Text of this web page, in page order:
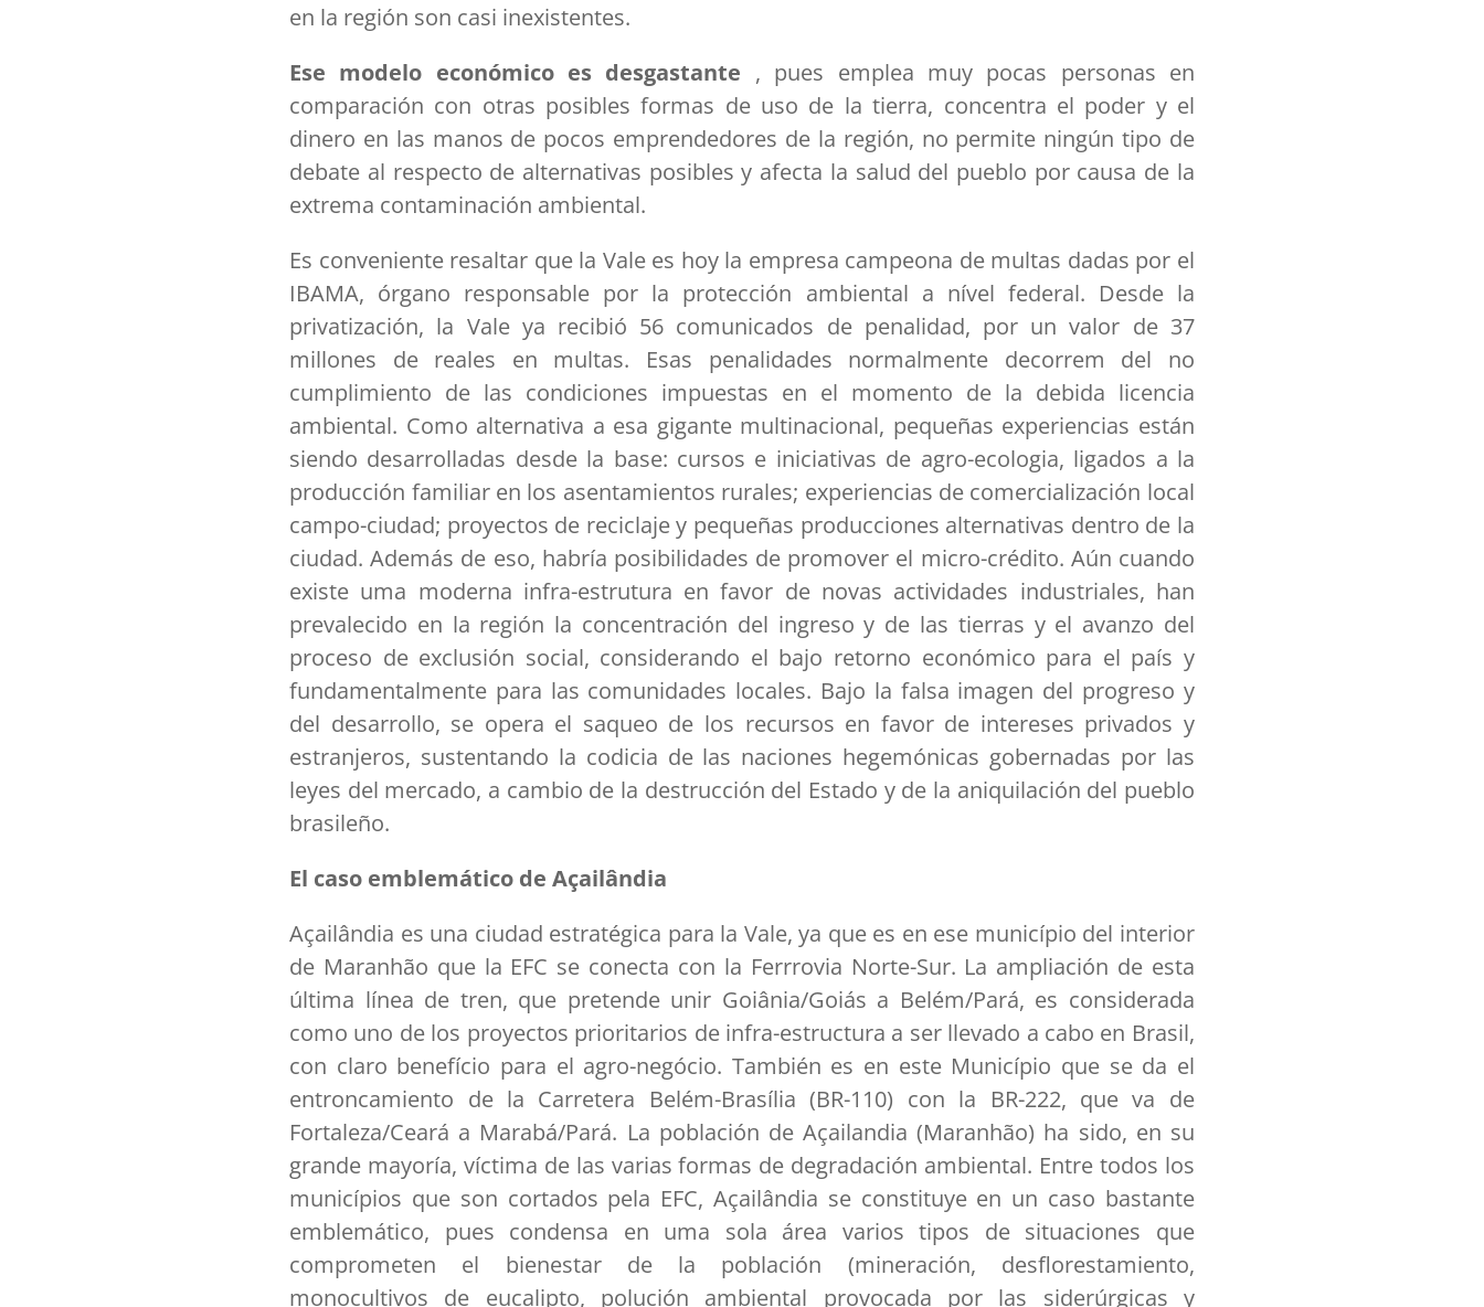
en la región son casi inexistentes.
Ese modelo económico es desgastante , pues emplea muy pocas personas en
comparación con otras posibles formas de uso de la tierra, concentra el poder y el
dinero en las manos de pocos emprendedores de la región, no permite ningún tipo de
debate al respecto de alternativas posibles y afecta la salud del pueblo por causa de la
extrema contaminación ambiental.
Es conveniente resaltar que la Vale es hoy la empresa campeona de multas dadas por el
IBAMA, órgano responsable por la protección ambiental a nível federal. Desde la
privatización, la Vale ya recibió 56 comunicados de penalidad, por un valor de 37
millones de reales en multas. Esas penalidades normalmente decorrem del no
cumplimiento de las condiciones impuestas en el momento de la debida licencia
ambiental. Como alternativa a esa gigante multinacional, pequeñas experiencias están
siendo desarrolladas desde la base: cursos e iniciativas de agro-ecologia, ligados a la
producción familiar en los asentamientos rurales; experiencias de comercialización local
campo-ciudad; proyectos de reciclaje y pequeñas producciones alternativas dentro de la
ciudad. Además de eso, habría posibilidades de promover el micro-crédito. Aún cuando
existe uma moderna infra-estrutura en favor de novas actividades industriales, han
prevalecido en la región la concentración del ingreso y de las tierras y el avanzo del
proceso de exclusión social, considerando el bajo retorno económico para el país y
fundamentalmente para las comunidades locales. Bajo la falsa imagen del progreso y
del desarrollo, se opera el saqueo de los recursos en favor de intereses privados y
estranjeros, sustentando la codicia de las naciones hegemónicas gobernadas por las
leyes del mercado, a cambio de la destrucción del Estado y de la aniquilación del pueblo
brasileño.
El caso emblemático de Açailândia
Açailândia es una ciudad estratégica para la Vale, ya que es en ese município del interior
de Maranhão que la EFC se conecta con la Ferrrovia Norte-Sur. La ampliación de esta
última línea de tren, que pretende unir Goiânia/Goiás a Belém/Pará, es considerada
como uno de los proyectos prioritarios de infra-estructura a ser llevado a cabo en Brasil,
con claro benefício para el agro-negócio. También es en este Município que se da el
entroncamiento de la Carretera Belém-Brasília (BR-110) con la BR-222, que va de
Fortaleza/Ceará a Marabá/Pará. La población de Açailandia (Maranhão) ha sido, en su
grande mayoría, víctima de las varias formas de degradación ambiental. Entre todos los
municípios que son cortados pela EFC, Açailândia se constituye en un caso bastante
emblemático, pues condensa en uma sola área varios tipos de situaciones que
comprometen el bienestar de la población (mineración, desflorestamiento,
monocultivos de eucalipto, polución ambiental provocada por las siderúrgicas y